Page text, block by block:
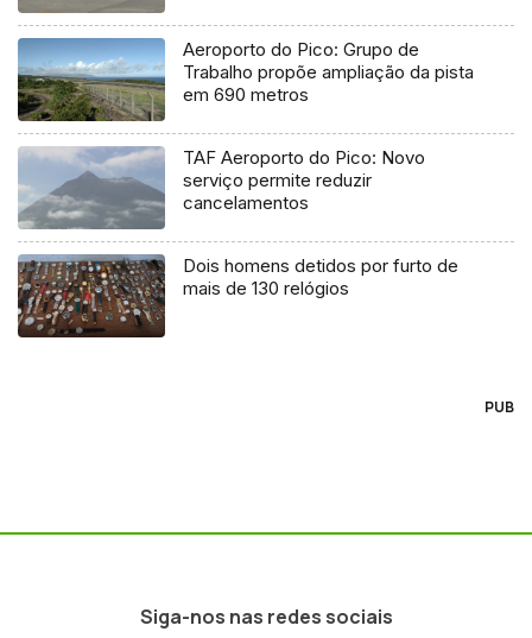
Aeroporto do Pico: Grupo de
Trabalho propõe ampliação da pista
em 690 metros
TAF Aeroporto do Pico: Novo
serviço permite reduzir
cancelamentos
Dois homens detidos por furto de
mais de 130 relógios
PUB
Siga-nos nas redes sociais